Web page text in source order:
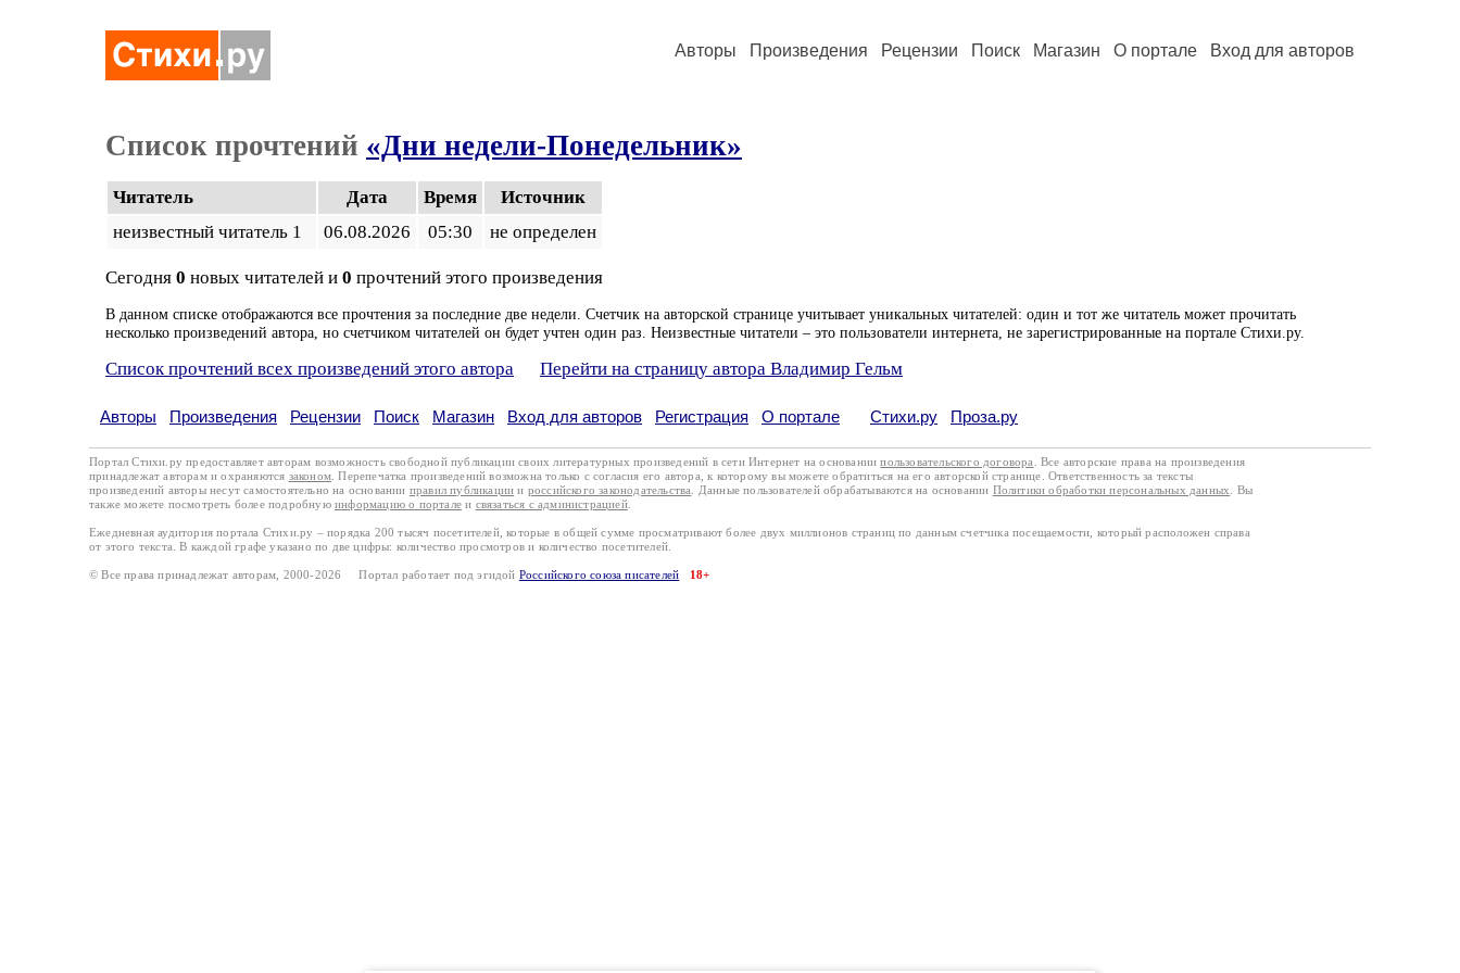
Авторы Произведения Рецензии Поиск Магазин О портале Вход для авторов
Список прочтений «Дни недели-Понедельник»
Читатель Дата Время
Источник
неизвестный читатель 1
06.08.2026 05:30 не определен
Сегодня 0 новых читателей и 0 прочтений этого произведения
В данном списке отображаются все прочтения за последние две недели. Счетчик на авторской странице учитывает уникальных читателей: один и тот же читатель может прочитать
несколько произведений автора, но счетчиком читателей он будет учтен один раз. Неизвестные читатели – это пользователи интернета, не зарегистрированные на портале Стихи.ру.
Список прочтений всех произведений этого автора Перейти на страницу автора Владимир Гельм
Авторы Произведения Рецензии Поиск Магазин Вход для авторов Регистрация О портале Стихи.ру Проза.ру
Портал Стихи.ру предоставляет авторам возможность свободной публикации своих литературных произведений в сети Интернет на основаниипользовательского договора
. Все авторские права на произведения
принадлежат авторам и охраняются законом . Перепечатка произведений возможна только с согласия его автора, к которому вы можете обратиться на его авторской странице. Ответственность за тексты
произведений авторы несут самостоятельно на основании правил публикации и российского законодательства . Данные пользователей обрабатываются на основании Политики обработки персональных данных
. Вы
также можете посмотреть более подробную информацию о портале и связаться с администрацией.
Ежедневная аудитория портала Стихи.ру – порядка 200 тысяч посетителей, которые в общей сумме просматривают более двух миллионов страниц по данным счетчика посещаемости, который расположен справа
от этого текста. В каждой графе указано по две цифры: количество просмотров и количество посетителей.
© Все права принадлежат авторам, 2000-2026 Портал работает под эгидой Российского союза писателей 18+